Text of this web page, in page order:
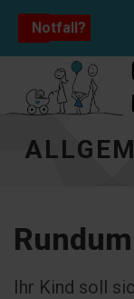
Notfall?
Ihr Kind soll